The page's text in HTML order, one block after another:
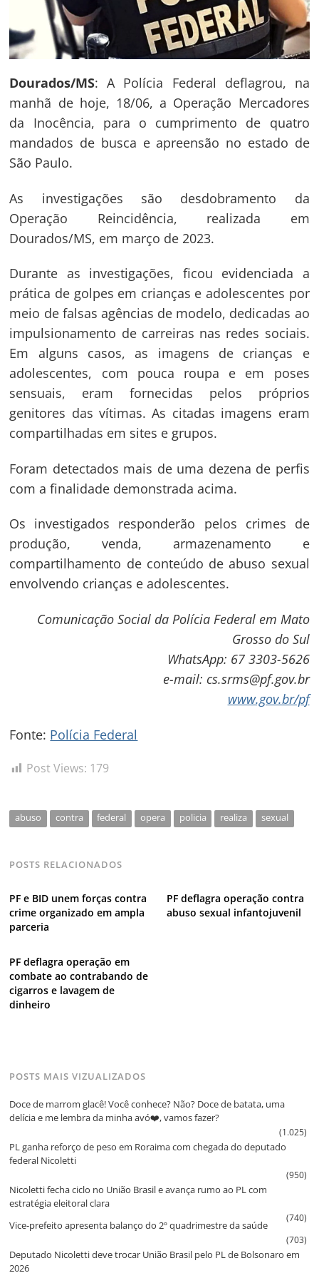
Dourados/MS: A Polícia Federal deflagrou, na
manhã de hoje, 18/06, a Operação Mercadores
da Inocência, para o cumprimento de quatro
mandados de busca e apreensão no estado de
São Paulo.
As investigações são desdobramento da
Operação Reincidência, realizada em
Dourados/MS, em março de 2023.
Durante as investigações, ficou evidenciada a
prática de golpes em crianças e adolescentes por
meio de falsas agências de modelo, dedicadas ao
impulsionamento de carreiras nas redes sociais.
Em alguns casos, as imagens de crianças e
adolescentes, com pouca roupa e em poses
sensuais, eram fornecidas pelos próprios
genitores das vítimas. As citadas imagens eram
compartilhadas em sites e grupos.
Foram detectados mais de uma dezena de perfis
com a finalidade demonstrada acima.
Os investigados responderão pelos crimes de
produção, venda, armazenamento e
compartilhamento de conteúdo de abuso sexual
envolvendo crianças e adolescentes.
Comunicação Social da Polícia Federal em Mato
Grosso do Sul
WhatsApp: 67 3303-5626
e-mail: cs.srms@pf.gov.br
www.gov.br/pf
Fonte: Polícia Federal
Post Views: 179
abuso contra federal opera policia realiza sexual
POSTS RELACIONADOS
PF e BID unem forças contra
crime organizado em ampla
parceria
PF deflagra operação contra
abuso sexual infantojuvenil
PF deflagra operação em
combate ao contrabando de
cigarros e lavagem de
dinheiro
Navegação
de
Post
POSTS MAIS VIZUALIZADOS
Doce de marrom glacê! Você conhece? Não? Doce de batata, uma
delícia e me lembra da minha avó❤️, vamos fazer?
(1.025)
PL ganha reforço de peso em Roraima com chegada do deputado
federal Nicoletti
(950)
Nicoletti fecha ciclo no União Brasil e avança rumo ao PL com
estratégia eleitoral clara
(740)
Vice‑prefeito apresenta balanço do 2º quadrimestre da saúde
(703)
Deputado Nicoletti deve trocar União Brasil pelo PL de Bolsonaro em
2026